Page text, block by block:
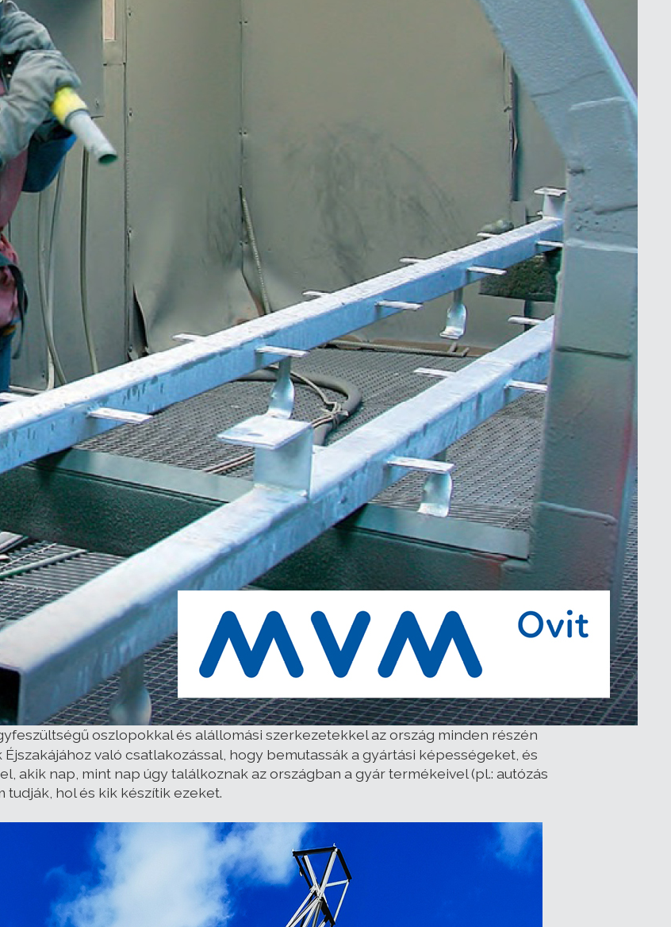
oszlopokkal és alállomási szerkezetekkel az ország minden részén
való csatlakozással, hogy bemutassák a gyártási képességeket, és
akik nap, mint nap úgy találkoznak az országban a gyár termékeivel (pl.: autózás
hol és kik készítik ezeket.